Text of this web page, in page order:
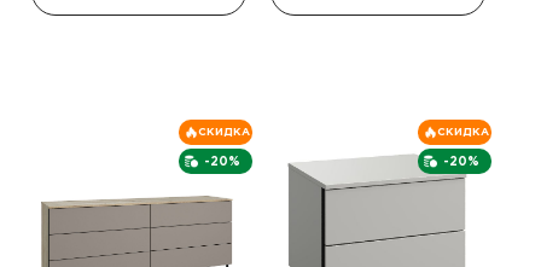
-20%
СКИДКА
-20%
СКИДКА